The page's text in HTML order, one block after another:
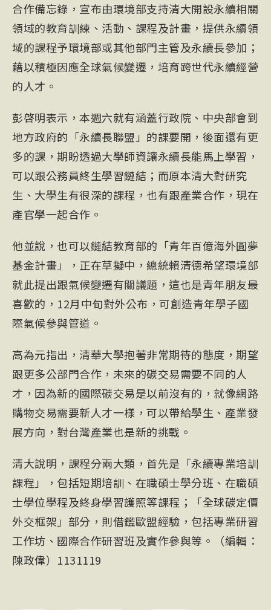
合作備忘錄，宣布由環境部支持清大開設永續相關
領域的教育訓練、活動、課程及計畫，提供永續領
域的課程予環境部或其他部門主管及永續長參加；
藉以積極因應全球氣候變遷，培育跨世代永續經營
的人才。
彭啓明表示，本週六就有涵蓋行政院、中央部會到
地方政府的「永續長聯盟」的課要開，後面還有更
多的課，期盼透過大學師資讓永續長能馬上學習，
可以跟公務員終生學習鏈結；而原本清大對研究
生、大學生有很深的課程，也有跟產業合作，現在
產官學一起合作。
他並說，也可以鏈結教育部的「青年百億海外圓夢
基金計畫」，正在草擬中，總統賴清德希望環境部
就此提出跟氣候變遷有關議題，這也是青年朋友最
喜歡的，12月中旬對外公布，可創造青年學子國
際氣候參與管道。
高為元指出，清華大學抱著非常期待的態度，期望
跟更多公部門合作，未來的碳交易需要不同的人
才，因為新的國際碳交易是以前沒有的，就像網路
購物交易需要新人才一樣，可以帶給學生、產業發
展方向，對台灣產業也是新的挑戰。
清大說明，課程分兩大類，首先是「永續專業培訓
課程」，包括短期培訓、在職碩士學分班、在職碩
士學位學程及終身學習護照等課程；「全球碳定價
外交框架」部分，則借鑑歐盟經驗，包括專業研習
工作坊、國際合作研習班及實作參與等。（編輯：
陳政偉）1131119